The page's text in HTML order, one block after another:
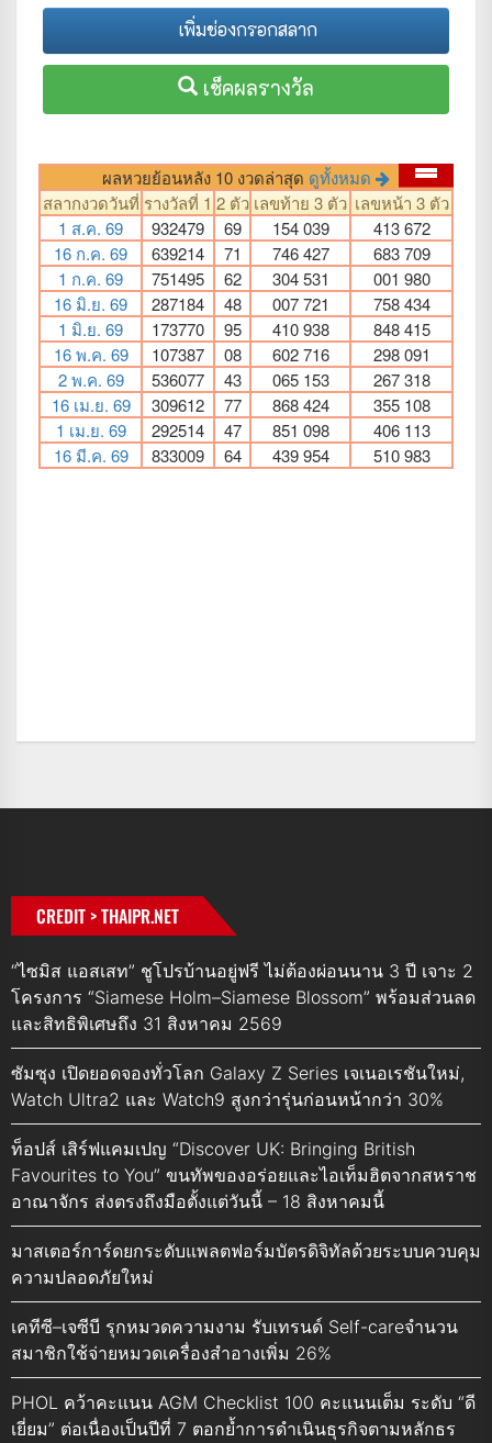
CREDIT > THAIPR.NET
“ไซมิส แอสเสท” ชูโปรบ้านอยู่ฟรี ไม่ต้องผ่อนนาน 3 ปี เจาะ 2
โครงการ “Siamese Holm–Siamese Blossom” พร้อมส่วนลด
และสิทธิพิเศษถึง 31 สิงหาคม 2569
ซัมซุง เปิดยอดจองทั่วโลก Galaxy Z Series เจเนอเรชันใหม่,
Watch Ultra2 และ Watch9 สูงกว่ารุ่นก่อนหน้ากว่า 30%
ท็อปส์ เสิร์ฟแคมเปญ “Discover UK: Bringing British
Favourites to You” ขนทัพของอร่อยและไอเท็มฮิตจากสหราช
อาณาจักร ส่งตรงถึงมือตั้งแต่วันนี้ – 18 สิงหาคมนี้
มาสเตอร์การ์ดยกระดับแพลตฟอร์มบัตรดิจิทัลด้วยระบบควบคุม
ความปลอดภัยใหม่
เคทีซี–เจซีบี รุกหมวดความงาม รับเทรนด์ Self-careจำนวน
สมาชิกใช้จ่ายหมวดเครื่องสำอางเพิ่ม 26%
PHOL คว้าคะแนน AGM Checklist 100 คะแนนเต็ม ระดับ “ดี
เยี่ยม” ต่อเนื่องเป็นปีที่ 7 ตอกย้ำการดำเนินธุรกิจตามหลักธร